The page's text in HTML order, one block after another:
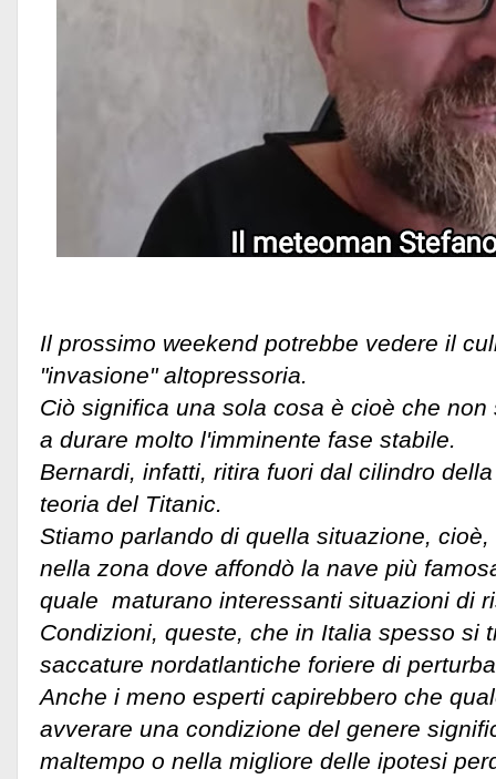
Il prossimo weekend potrebbe vedere il
"invasione" altopressoria.
Ciò significa una sola cosa è cioè che
a durare molto l'imminente fase stabile.
Bernardi, infatti, ritira fuori dal cilindro
teoria del Titanic.
Stiamo parlando di quella situazione,
nella zona dove affondò la nave più
quale maturano interessanti situazioni di
Condizioni, queste, che in Italia spesso si
saccature nordatlantiche foriere di
Anche i meno esperti capirebbero che
avverare una condizione del genere
maltempo o nella migliore delle ipotesi